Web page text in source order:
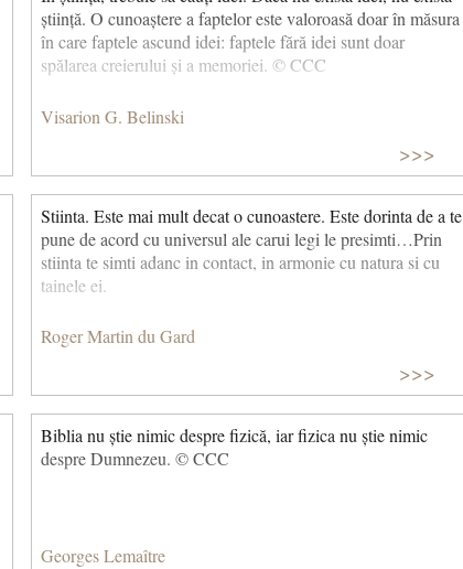
știință. O cunoaștere a faptelor este valoroasă doar în măsura
în care faptele ascund idei: faptele fără idei sunt doar
spălarea creierului și a memoriei. © CCC
Visarion G. Belinski
>>>
Stiinta. Este mai mult decat o cunoastere. Este dorinta de a te
pune de acord cu universul ale carui legi le presimti…Prin
stiinta te simti adanc in contact, in armonie cu natura si cu
tainele ei.
Roger Martin du Gard
>>>
Biblia nu știe nimic despre fizică, iar fizica nu știe nimic
despre Dumnezeu. © CCC
Georges Lemaître